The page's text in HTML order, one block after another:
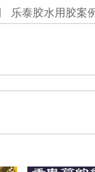
乐泰胶水用胶案